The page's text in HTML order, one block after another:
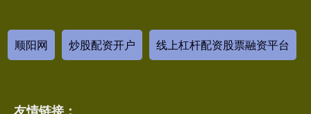
顺阳网 炒股配资开户 线上杠杆配资股票融资平台
友情链接：